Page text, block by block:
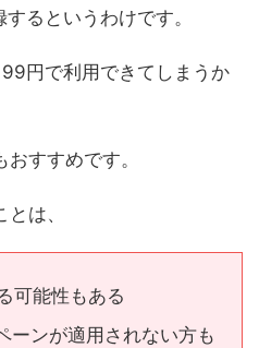
るというわけです。
円で利用できてしまうか
おすすめです。
は、
可能性もある
ーンが適用されない方も